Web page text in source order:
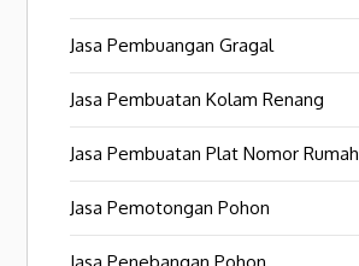
Jasa Pembuangan Gragal
Jasa Pembuatan Kolam Renang
Jasa Pembuatan Plat Nomor Rumah
Jasa Pemotongan Pohon